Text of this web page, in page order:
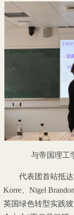
与帝国理工
代表团首站抵
Korre、Nigel
英国绿色转型实践